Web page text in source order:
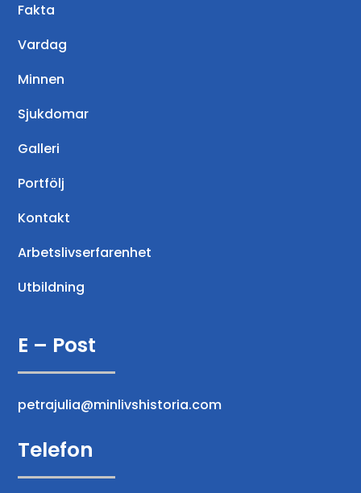
Fakta
Vardag
Minnen
Sjukdomar
Galleri
Portfölj
Kontakt
Arbetslivserfarenhet
Utbildning
E – Post
petrajulia@minlivshistoria.com
Telefon